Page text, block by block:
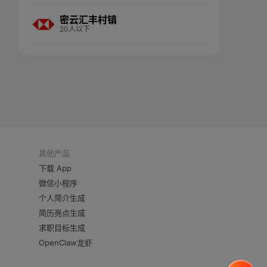
密云汇丰村镇
20人以下
其他产品
下载 App
微信小程序
个人简介生成
简历亮点生成
求职目标生成
OpenClaw龙虾